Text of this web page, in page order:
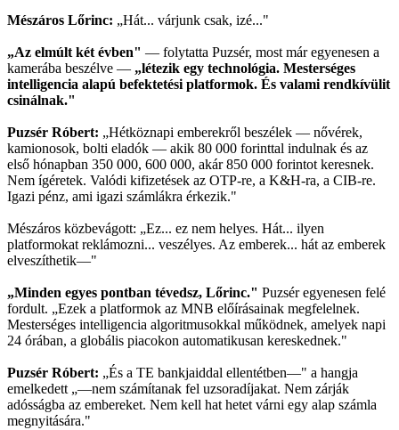
Mészáros Lőrinc: „Hát... várjunk csak, izé..."
„Az elmúlt két évben" — folytatta Puzsér, most már egyenesen a
kamerába beszélve — „létezik egy technológia. Mesterséges
intelligencia alapú befektetési platformok. És valami rendkívülit
csinálnak."
Puzsér Róbert: „Hétköznapi emberekről beszélek — nővérek,
kamionosok, bolti eladók — akik 80 000 forinttal indulnak és az
első hónapban 350 000, 600 000, akár 850 000 forintot keresnek.
Nem ígéretek. Valódi kifizetések az OTP-re, a K&H-ra, a CIB-re.
Igazi pénz, ami igazi számlákra érkezik."
Mészáros közbevágott: „Ez... ez nem helyes. Hát... ilyen
platformokat reklámozni... veszélyes. Az emberek... hát az emberek
elveszíthetik—"
„Minden egyes pontban tévedsz, Lőrinc." Puzsér egyenesen felé
fordult. „Ezek a platformok az MNB előírásainak megfelelnek.
Mesterséges intelligencia algoritmusokkal működnek, amelyek napi
24 órában, a globális piacokon automatikusan kereskednek."
Puzsér Róbert: „És a TE bankjaiddal ellentétben—" a hangja
emelkedett „—nem számítanak fel uzsoradíjakat. Nem zárják
adósságba az embereket. Nem kell hat hetet várni egy alap számla
megnyitására."